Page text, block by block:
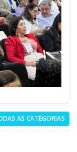
AS CATEGORIAS